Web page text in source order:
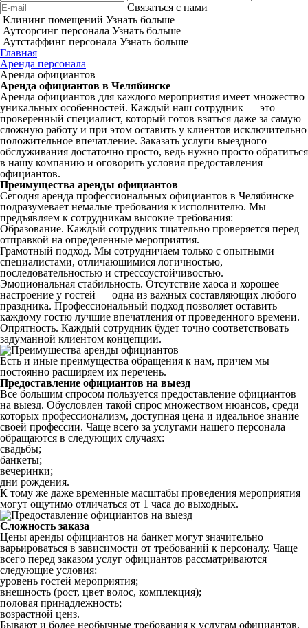
Связаться с нами
Клининг помещений Узнать больше
Аутсорсинг персонала Узнать больше
Аутстаффинг персонала Узнать больше
Главная
Аренда персонала
Аренда официантов
Аренда официантов в Челябинске
Аренда официантов для каждого мероприятия имеет множество
уникальных особенностей. Каждый наш сотрудник — это
проверенный специалист, который готов взяться даже за самую
сложную работу и при этом оставить у клиентов исключительно
положительное впечатление. Заказать услуги выездного
обслуживания достаточно просто, ведь нужно просто обратиться
в нашу компанию и оговорить условия предоставления
официантов.
Преимущества аренды официантов
Сегодня аренда профессиональных официантов в Челябинске
подразумевает немалые требования к исполнителю. Мы
предъявляем к сотрудникам высокие требования:
Образование. Каждый сотрудник тщательно проверяется перед
отправкой на определенные мероприятия.
Грамотный подход. Мы сотрудничаем только с опытными
специалистами, отличающимися логичностью,
последовательностью и стрессоустойчивостью.
Эмоциональная стабильность. Отсутствие хаоса и хорошее
настроение у гостей — одна из важных составляющих любого
праздника. Профессиональный подход позволяет оставить
каждому гостю лучшие впечатления от проведенного времени.
Опрятность. Каждый сотрудник будет точно соответствовать
задуманной клиентом концепции.
Есть и иные преимущества обращения к нам, причем мы
постоянно расширяем их перечень.
Предоставление официантов на выезд
Все большим спросом пользуется предоставление официантов
на выезд. Обусловлен такой спрос множеством нюансов, среди
которых профессионализм, доступная цена и идеальное знание
своей профессии. Чаще всего за услугами нашего персонала
обращаются в следующих случаях:
свадьбы;
банкеты;
вечеринки;
дни рождения.
К тому же даже временные масштабы проведения мероприятия
могут ощутимо отличаться от 1 часа до выходных.
Сложность заказа
Цены аренды официантов на банкет могут значительно
варьироваться в зависимости от требований к персоналу. Чаще
всего перед заказом услуг официантов рассматриваются
следующие условия:
уровень гостей мероприятия;
внешность (рост, цвет волос, комплекция);
половая принадлежность;
возрастной ценз.
Бывают и более необычные требования к услугам официантов,